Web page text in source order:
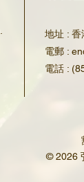
地址 : 香
電郵 :
電話 :
© 2026